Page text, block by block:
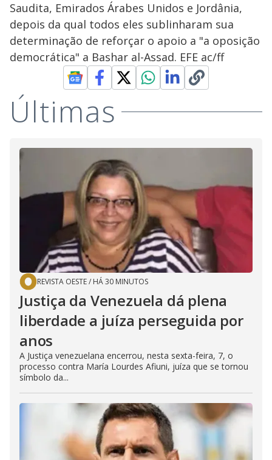
Saudita, Emirados Árabes Unidos e Jordânia,
depois da qual todos eles sublinharam sua
determinação de reforçar o apoio a "a oposição
democrática" a Bashar al-Assad. EFE ac/ff
Últimas
REVISTA OESTE/ HÁ 30 MINUTOS
Justiça da Venezuela dá plena
liberdade a juíza perseguida por
anos
A Justiça venezuelana encerrou, nesta sexta-feira, 7, o
processo contra María Lourdes Afiuni, juíza que se tornou
símbolo da...